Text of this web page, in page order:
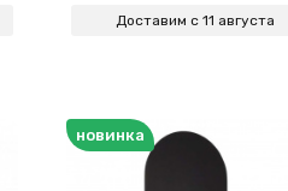
Доставим с 11 августа
новинка